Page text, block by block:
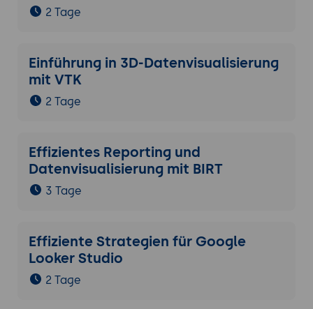
2 Tage
Einführung in 3D-Datenvisualisierung
mit VTK
2 Tage
Effizientes Reporting und
Datenvisualisierung mit BIRT
3 Tage
Effiziente Strategien für Google
Looker Studio
2 Tage